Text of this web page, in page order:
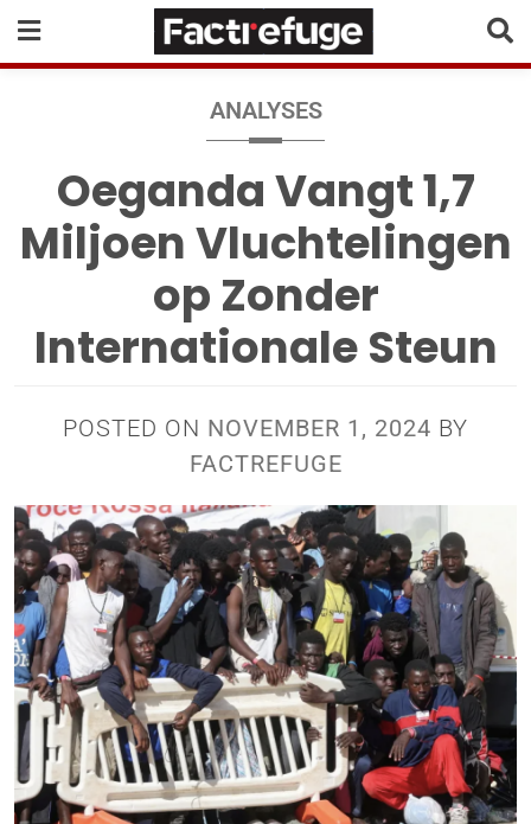
ANALYSES
Oeganda Vangt 1,7
Miljoen Vluchtelingen
op Zonder
Internationale Steun
POSTED ON NOVEMBER 1, 2024 BY
FACTREFUGE